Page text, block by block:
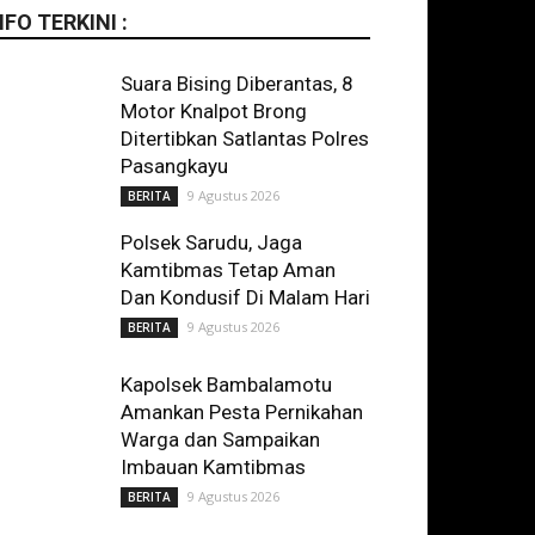
TERKINI :
Suara Bising Diberantas, 8
Motor Knalpot Brong
Ditertibkan Satlantas Polres
Pasangkayu
BERITA 9 Agustus 2026
Polsek Sarudu, Jaga
Kamtibmas Tetap Aman
Dan Kondusif Di Malam Hari
BERITA 9 Agustus 2026
Kapolsek Bambalamotu
Amankan Pesta Pernikahan
Warga dan Sampaikan
Imbauan Kamtibmas
BERITA 9 Agustus 2026